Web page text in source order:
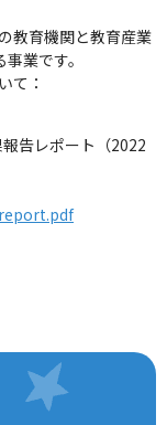
教育機関と教育産業
業です。
て：
告レポート（2022